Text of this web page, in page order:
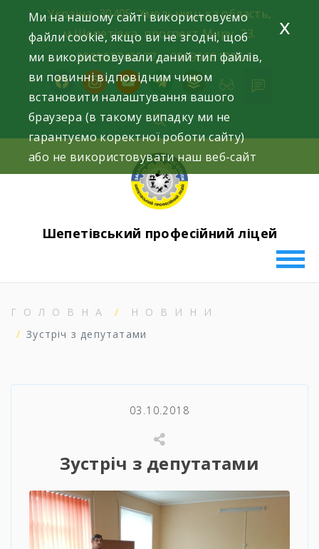
content
Україна, 30405, Хмельницька область,
м.Шепетівка, проспект Миру, 23.
+380963740577, +380966512964
facebookinstagramyoutubetelegram
buffer
Шепетівський професійний ліцей
ГОЛОВНА
НОВИНИ
Зустріч з депутатами
03.10.2018
Зустріч з депутатами
Ми на нашому сайті використовуємо
файли cookie, якщо ви не згодні, щоб
ми використовували даний тип файлів,
ви повинні відповідним чином
встановити налаштування вашого
браузера (в такому випадку ми не
гарантуємо коректної роботи сайту)
або не використовувати наш веб-сайт
x